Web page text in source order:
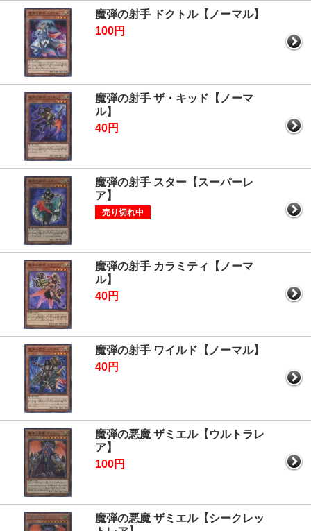
魔弾の射手 ドクトル【ノーマル】
100円
魔弾の射手 ザ・キッド【ノーマ
ル】
40円
魔弾の射手 スター【スーパーレ
ア】
売り切れ中
魔弾の射手 カラミティ【ノーマ
ル】
40円
魔弾の射手 ワイルド【ノーマル】
40円
魔弾の悪魔 ザミエル【ウルトラレ
ア】
100円
魔弾の悪魔 ザミエル【シークレッ